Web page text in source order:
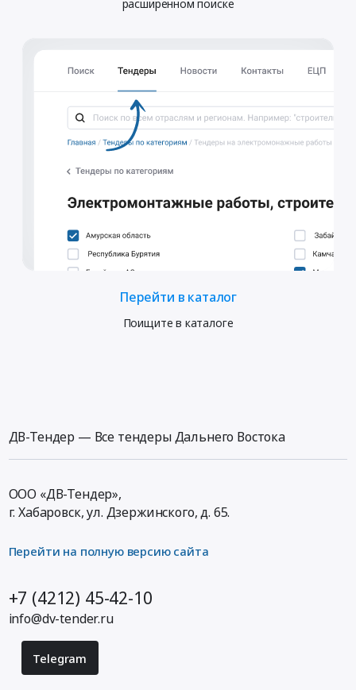
расширенном поиске
Перейти в каталог
Поищите в каталоге
ДВ-Тендер — Все тендеры Дальнего Востока
ООО «ДВ-Тендер»,
г. Хабаровск,ул. Дзержинского, д. 65.
Перейти на полную версию сайта
+7 (4212) 45-42-10
info@dv-tender.ru
Telegram